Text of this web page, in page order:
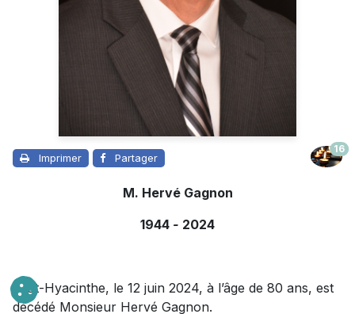
Imprimer Partager
16
M. Hervé Gagnon
1944 - 2024
À St-Hyacinthe, le 12 juin 2024, à l’âge de 80 ans, est
décédé Monsieur Hervé Gagnon.